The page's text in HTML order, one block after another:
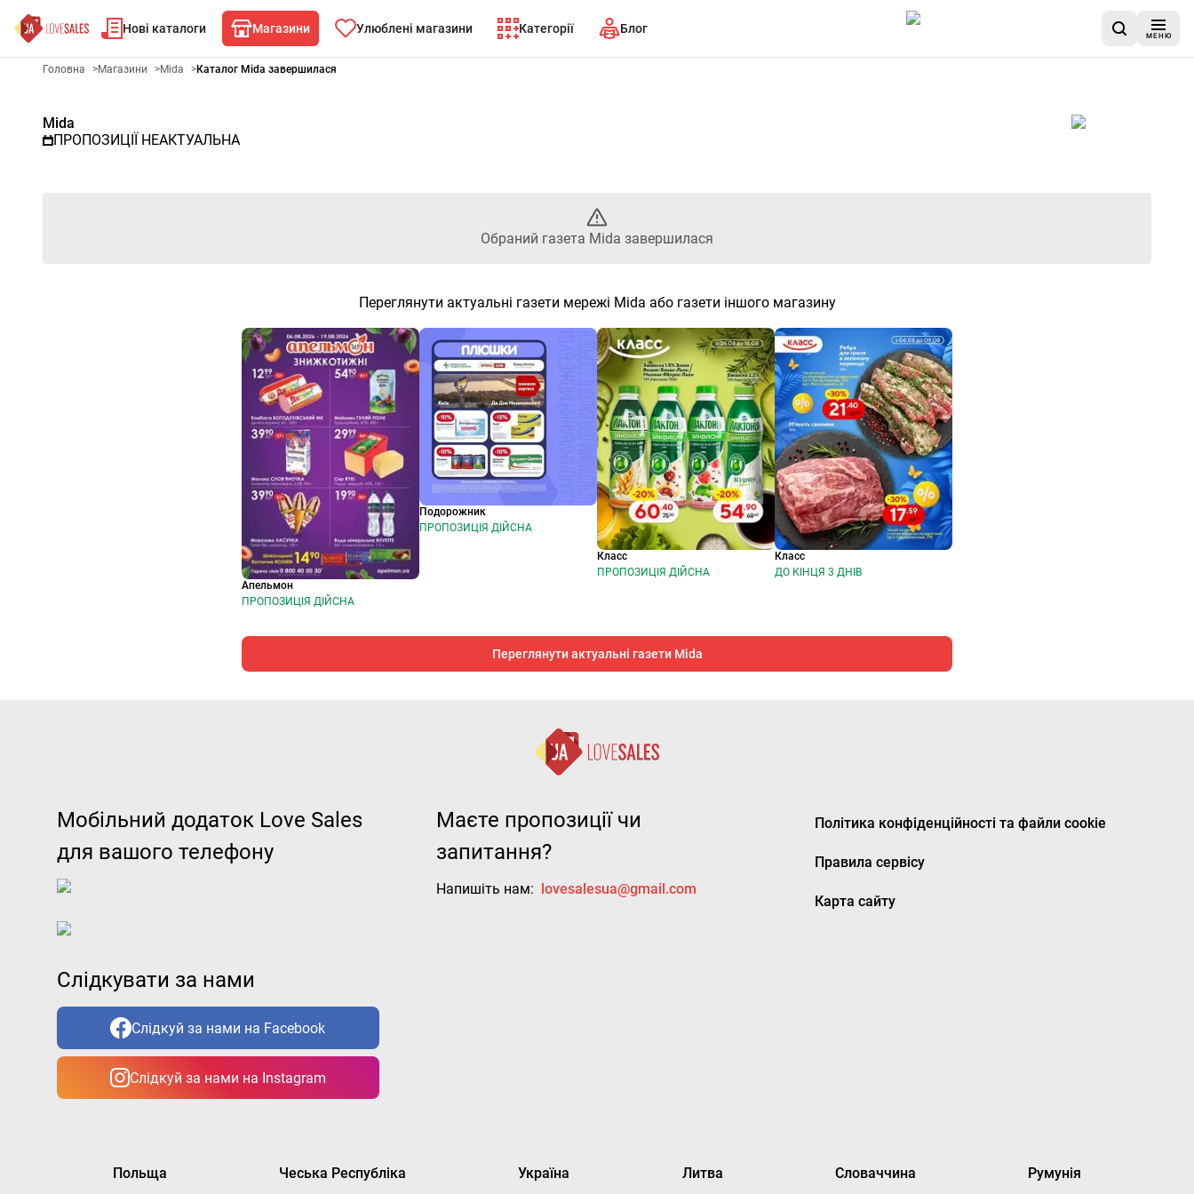
Нові каталоги Магазини Улюблені магазини Категорії Блог
МЕНЮ
Рекламна газета Mida - Обраний газета Mida завершилася
Головна >Магазини >Mida >Каталог Mida завершилася
Mida
ПРОПОЗИЦІЇ НЕАКТУАЛЬНА
Обраний газета Mida завершилася
Переглянути актуальні газети мережі Mida або газети іншого магазину
Апельмон
ПРОПОЗИЦІЯ ДІЙСНА
Подорожник
ПРОПОЗИЦІЯ ДІЙСНА
Класс
ПРОПОЗИЦІЯ ДІЙСНА
Класс
ДО КІНЦЯ 3 ДНІВ
Переглянути актуальні газети Mida
Мобільний додаток Love Sales
для вашого телефону
Слідкувати за нами
Слідкуй за нами на Facebook
Слідкуй за нами на Instagram
Маєте пропозиції чи
запитання?
Напишіть нам: lovesalesua@gmail.com
Політика конфіденційності та файли cookie
Правила сервісу
Карта сайту
Польща Чеська Республіка Україна Литва Словаччина Румунія